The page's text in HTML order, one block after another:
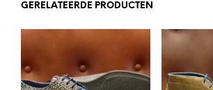
GERELATEERDE PRODUCTEN